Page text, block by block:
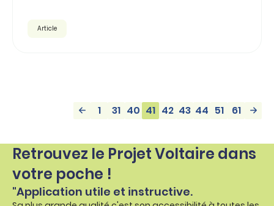
Article
1 31 40 41 42 43 44 51 61
Retrouvez le Projet Voltaire dans
votre poche !
"Application utile et instructive.